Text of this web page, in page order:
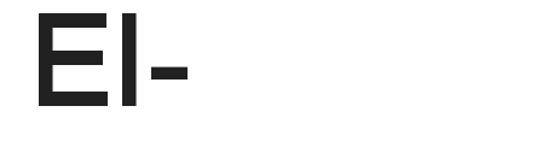
El-